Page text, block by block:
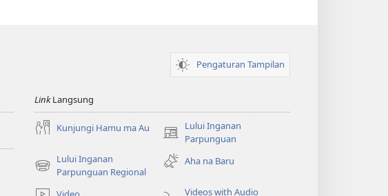
Pengaturan Tampilan
LinkLangsung
Kunjungi Hamu ma Au
Lului Inganan
Parpunguan
(opens
new
window)
Lului Inganan
Parpunguan Regional
(opens
Aha na Baru
Videos with Audio